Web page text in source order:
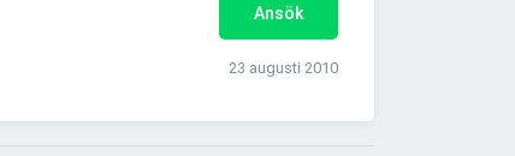
Ansök
23 augusti 2010